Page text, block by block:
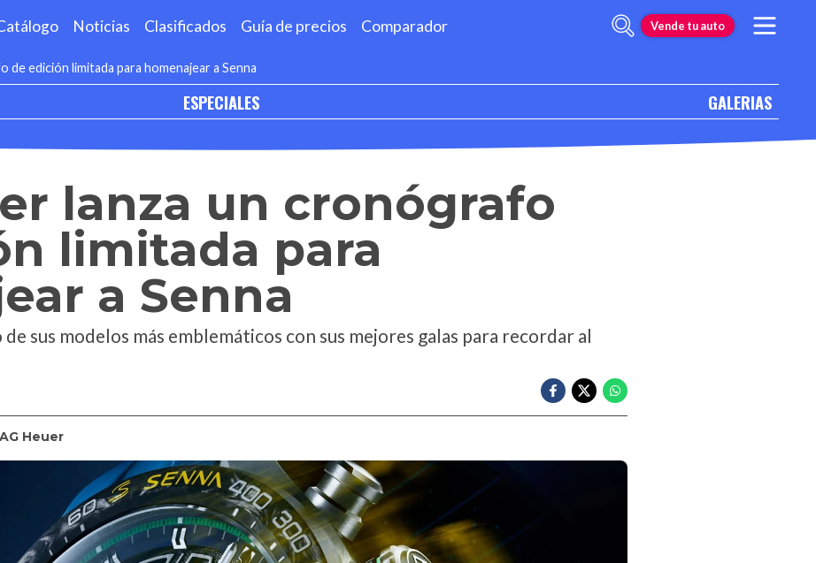
Noticias Clasificados Guía de precios Comparador Vende tu auto
de edición limitada para homenajear a Senna
ESPECIALES GALERIAS
lanza un cronógrafo
limitada para
a Senna
de sus modelos más emblemáticos con sus mejores galas para recordar al
Heuer